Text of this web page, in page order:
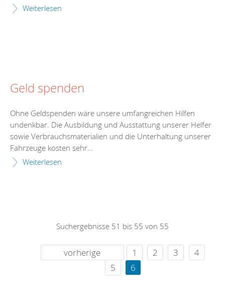
Weiterlesen
Geld spenden
Ohne Geldspenden wäre unsere umfangreichen Hilfen
undenkbar. Die Ausbildung und Ausstattung unserer Helfer
sowie Verbrauchsmaterialien und die Unterhaltung unserer
Fahrzeuge kosten sehr...
Weiterlesen
Suchergebnisse 51 bis 55 von 55
vorherige 1 2 3
4
5
6